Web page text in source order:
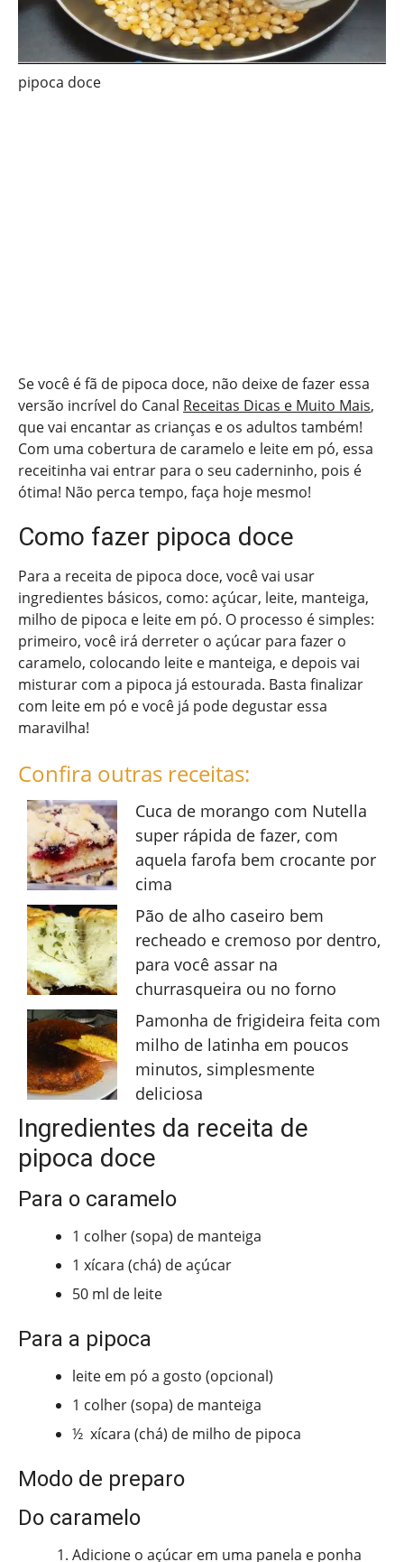
pipoca doce
Se você é fã de pipoca doce, não deixe de fazer essa
versão incrível do Canal Receitas Dicas e Muito Mais,
que vai encantar as crianças e os adultos também!
Com uma cobertura de caramelo e leite em pó, essa
receitinha vai entrar para o seu caderninho, pois é
ótima! Não perca tempo, faça hoje mesmo!
Como fazer pipoca doce
Para a receita de pipoca doce, você vai usar
ingredientes básicos, como: açúcar, leite, manteiga,
milho de pipoca e leite em pó. O processo é simples:
primeiro, você irá derreter o açúcar para fazer o
caramelo, colocando leite e manteiga, e depois vai
misturar com a pipoca já estourada. Basta finalizar
com leite em pó e você já pode degustar essa
maravilha!
Confira outras receitas:
Cuca de morango com Nutella
super rápida de fazer, com
aquela farofa bem crocante por
cima
Pão de alho caseiro bem
recheado e cremoso por dentro,
para você assar na
churrasqueira ou no forno
Pamonha de frigideira feita com
milho de latinha em poucos
minutos, simplesmente
deliciosa
Ingredientes da receita de
pipoca doce
Para o caramelo
1 colher (sopa) de manteiga
1 xícara (chá) de açúcar
50 ml de leite
Para a pipoca
leite em pó a gosto (opcional)
1 colher (sopa) de manteiga
½ xícara (chá) de milho de pipoca
Modo de preparo
Do caramelo
Adicione o açúcar em uma panela e ponha